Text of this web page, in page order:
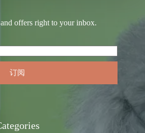
offers right to your inbox.
订阅